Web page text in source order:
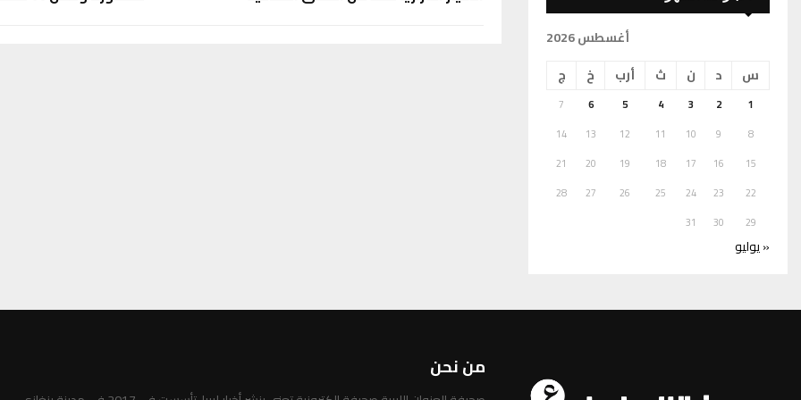
أغسطس 2026
س
د ن ث أرب خ ج
1
2
3
4
5
6
7
8
9
10
11
12
13
14
15
16
17
18
19
20
21
22
23
24
25
26
27
28
29
30
31
« يوليو
من نحن